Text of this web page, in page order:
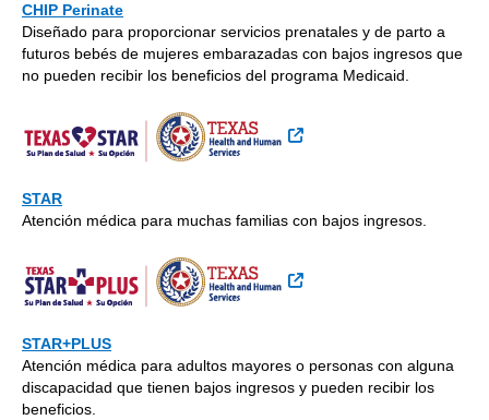
CHIP Perinate
Diseñado para proporcionar servicios prenatales y de parto a
futuros bebés de mujeres embarazadas con bajos ingresos que
no pueden recibir los beneficios del programa Medicaid.
STAR
Atención médica para muchas familias con bajos ingresos.
STAR+PLUS
Atención médica para adultos mayores o personas con alguna
discapacidad que tienen bajos ingresos y pueden recibir los
beneficios.